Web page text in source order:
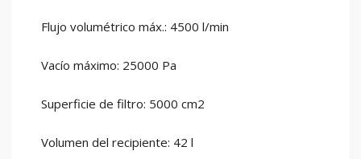
Flujo volumétrico máx.: 4500 l/min
Vacío máximo: 25000 Pa
Superficie de filtro: 5000 cm2
Volumen del recipiente: 42 l